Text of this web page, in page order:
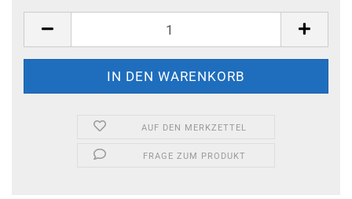
AUF DEN MERKZETTEL
FRAGE ZUM PRODUKT